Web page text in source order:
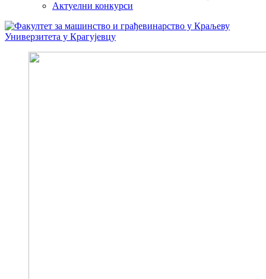
Актуелни конкурси